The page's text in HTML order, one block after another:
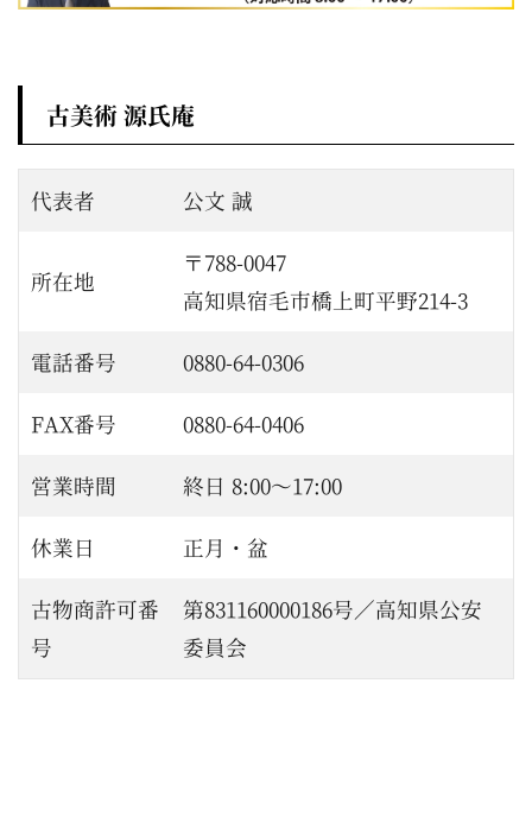
古美術 源氏庵
代表者 公文 誠
所在地
〒788-0047
高知県宿毛市橋上町平野214-3
電話番号 0880-64-0306
FAX番号 0880-64-0406
営業時間 終日 8:00～17:00
休業日 正月・盆
古物商許可番
号
第831160000186号／高知県公安
委員会